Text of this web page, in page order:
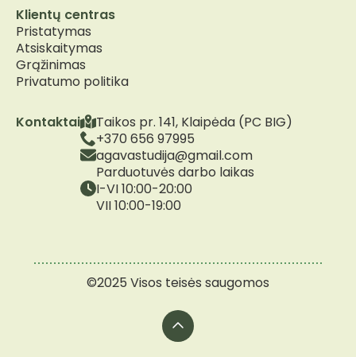
Kontaktai
Taikos pr. 141, Klaipėda (PC BIG)
+370 656 97995
agavastudija@gmail.com
Parduotuvės darbo laikas
I-VI 10:00-20:00
VII 10:00-19:00
Klientų centras
Pristatymas
Atsiskaitymas
Grąžinimas
Privatumo politika
©2025 Visos teisės saugomos